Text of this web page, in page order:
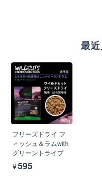
最
フリーズドライ フ
ィッシュ＆ラムwith
グリーントライプ
¥595